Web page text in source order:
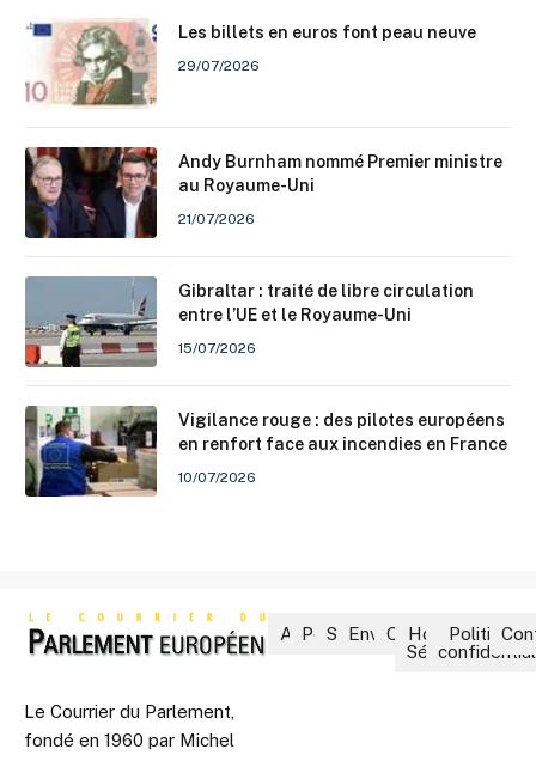
Les billets en euros font peau neuve
29/07/2026
Andy Burnham nommé Premier ministre
au Royaume-Uni
21/07/2026
Gibraltar : traité de libre circulation
entre l’UE et le Royaume-Uni
15/07/2026
Vigilance rouge : des pilotes européens
en renfort face aux incendies en France
10/07/2026
Le Courrier du Parlement,
fondé en 1960 par Michel
Accueil
Politique
Société
Environnement
CultureHors-
Séries
Politique